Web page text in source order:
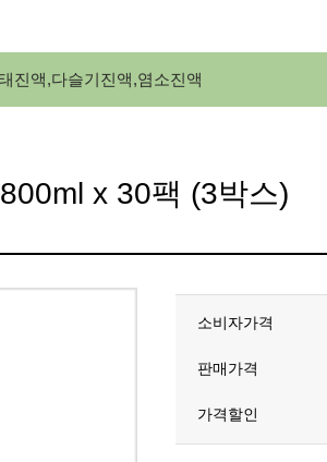
진액,다슬기진액,염소진액
x 30팩 (3박스)
소비자가격
판매가격
가격할인